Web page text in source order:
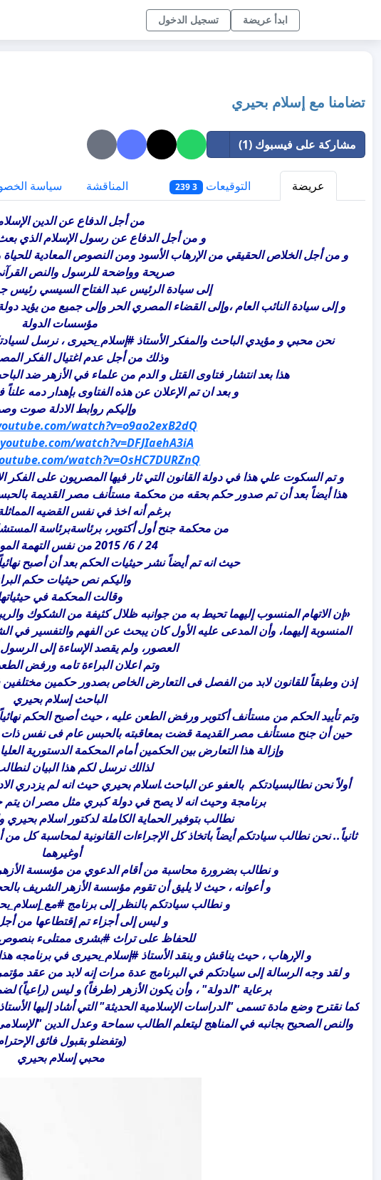
تسجيل الدخول ابدأ عريضة
تضامنا مع إسلام بحيري
مشاركة على فيسبوك (1)
عريضة التوقيعات 3 239 المناقشة سياسة
من أجل الدفاع عن الدين
و من أجل الدفاع عن رسول الإسلام الذي
و من أجل الخلاص الحقيقي من الإرهاب الأسود ومن النصوص المعادية للحياة
صريحة وواضحة للرسول والنص
إلى سيادة الرئيس عبد الفتاح السيسي رئيس
و إلى سيادة النائب العام ،وإلى القضاء المصري الحر وإلى جميع من يؤيد
مؤسسات الدولة
نحن محبي و مؤيدي الباحث والمفكر الأستاذ ‫#‏إسلام_بحيرى‬ ، نرسل لسيادتكم بياناً هاماً وعاجلاً ببعض التوقيعات التي تمثلنا
وذلك من أجل عدم اغتيال الفكر
هذا بعد انتشار فتاوى القتل و الدم من علماء في الأزهر ضد
و بعد ان تم الإعلان عن هذه الفتاوى بإهدار دمه علناً
وإليكم روابط الادلة صوت
watch?v=o9ao2exB2dQ
watch?v=DFJIaehA3iA
watch?v=OsHC7DURZnQ
و تم السكوت علي هذا في دولة القانون التي ثار فيها المصريون على الفكر
هذا أيضاً بعد أن تم صدور حكم بحقه من محكمة مستأنف مصر القديمة بالحبس عام بتهمة
برغم أنه اخذ في نفس القضيه
من محكمة جنح أول أكتوبر، برئاسةبرئاسة
24 / 6/ 2015 من نفس التهمة الموجهة الية
حيث انه تم أيضاً نشر حيثيات الحكم بعد أن أصبح نهائياً بتاريخ 12 /
واليكم نص حيثيات حكم
وقالت المحكمة في
«إن الاتهام المنسوب إليهما تحيط به من جوانبه ظلال كثيفة من الشكوك
المنسوبة إليهما، وأن المدعى عليه الأول كان يبحث عن الفهم والتفسير في
العصور، ولم يقصد الإساءة إلى
وتم اعلان البراءة تامه ورفض
إذن وطبقاً للقانون لابد من الفصل فى التعارض الخاص بصدور حكمين
الباحث إسلام بحيري
وتم تأييد الحكم من مستأنف أكتوبر ورفض الطعن عليه ، حيث أصبح الحكم نهائياً
حين أن جنح مستأنف مصر القديمة قضت بمعاقبته بالحبس عام فى نفس ذات
وإزالة هذا التعارض بين الحكمين أمام المحكمة الدستورية
لذالك نرسل لكم هذا البيان
أولاً نحن نطالبسيادتكم بالعفو عن الباحث.اسلام بحيري حيث انه لم يزدري
برنامجة وحيث انه لا يصح في دولة كبري مثل مصر ان
نطالب بتوفير الحماية الكاملة لدكتور اسلام
ثانياً.. نحن نطالب سيادتكم أيضاً باتخاذ كل الإجراءات القانونية لمحاسبة كل
أوغيرهما
و نطالب بضرورة محاسبة من أقام الدعوي من مؤسسة
و أعوانه ، حيث لا يليق أن تقوم مؤسسة الأزهر الشريف
و نطالب سيادتكم بالنظر إلى برنامج ‫#‏مع_إسلام_بحيرى‬ . . "كاملاً متكاملاً" ،
و ليس إلى أجزاء تم إقتطاعها من
للحفاظ على تراث ‫#‏بشرى‬ ممتلىء بنصوص تحث علي القتل
و الإرهاب ، حيث يناقش و ينقد الأستاذ #إسلام_بحيرى في برنامجه
و لقد وجه الرسالة إلى سيادتكم في البرنامج عدة مرات إنه لابد من عقد
برعاية "الدولة" ، وأن يكون الأزهر (طرفاً) و ليس (راعياً)
كما نقترح وضع مادة تسمى "الدراسات الإسلامية الحديثة" التي أشاد إليها
والنص الصحيح بجانبه في المناهج ليتعلم الطالب سماحة وعدل الدين
(وتفضلو بقبول فائق
محبي إسلام بحيري